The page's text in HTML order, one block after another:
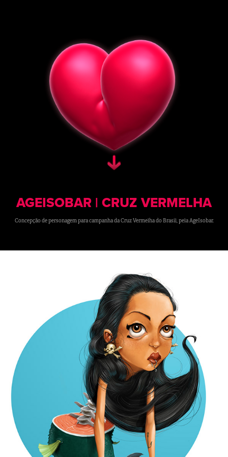
AGEISOBAR | CRUZ VERMELHA
Concepção de personagem para campanha da Cruz Vermelha do Brasil, pela AgeIsobar.